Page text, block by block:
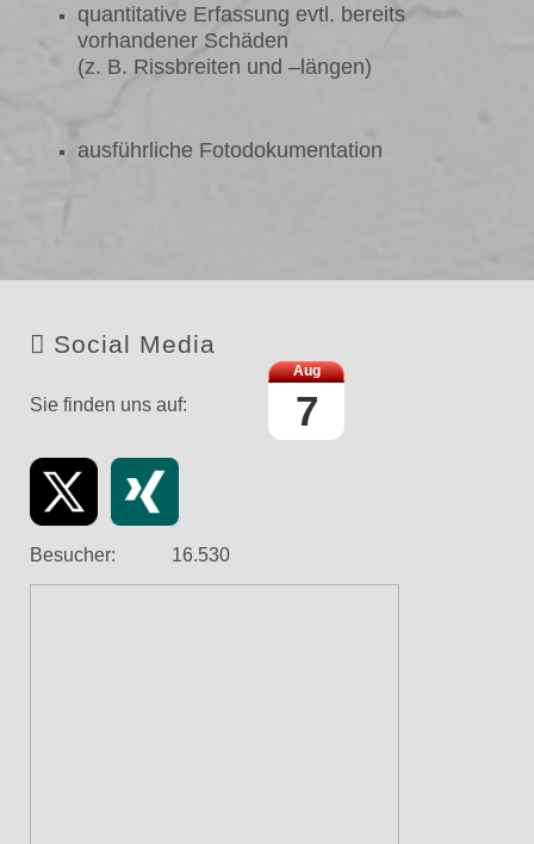
quantitative Erfassung evtl. bereits
vorhandener Schäden
(z. B. Rissbreiten und –längen)
ausführliche Fotodokumentation
Social Media
Sie finden uns auf:
Aug
7
Face
book
Besucher: 16.530